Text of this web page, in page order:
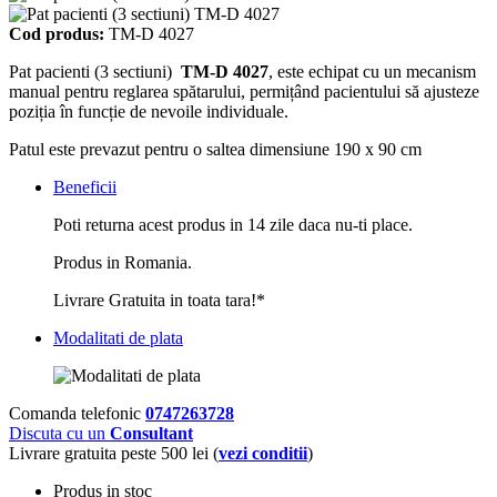
Cod produs: TM-D 4027
Pat pacienti (3 sectiuni) TM-D 4027, este echipat cu un mecanism
manual pentru reglarea spătarului, permițând pacientului să ajusteze
poziția în funcție de nevoile individuale.
Patul este prevazut pentru o saltea dimensiune 190 x 90 cm
Beneficii
Poti returna acest produs in 14 zile daca nu-ti place.
Produs in Romania.
Livrare Gratuita in toata tara!*
Modalitati de plata
Comanda telefonic 0747263728
Discuta cu un Consultant
Livrare gratuita peste 500 lei (vezi conditii)
Produs in stoc